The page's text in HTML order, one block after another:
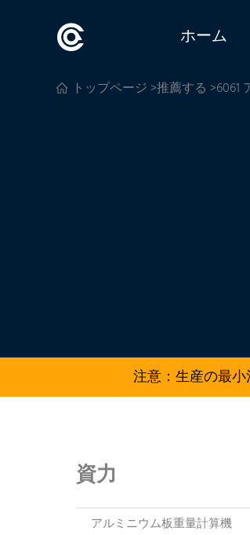
ホーム
トップページ>推薦する >6061
注意：生産の最
資力
アルミニウム板重量計算機